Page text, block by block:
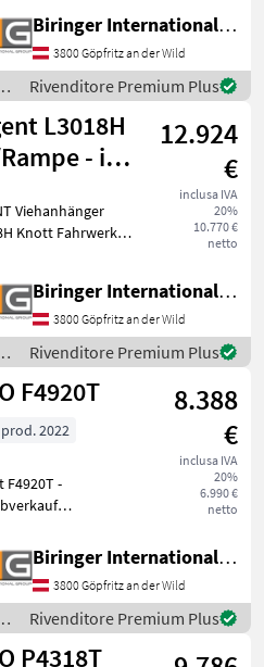
- lagernd
„Parabolic
geteilte
mit
Bela
Biringer International GmbH
3800 Göpfritz an der Wild
Rivenditore Premium Plus
L3018H
- im
12.924
€
inclusa IVA
20%
10.770 €
netto
Viehanhänger
Knott Fahrwerk
für perfekte
***Spezial-
PARABOLIC
Biringer International GmbH
3800 Göpfritz an der Wild
Rivenditore Premium Plus
F4920T
8.388
€
inclusa IVA
20%
6.990 €
netto
2022
F4920T -
gebremst
ist aus
Stahl
Boden aus einer
beschic
Biringer International GmbH
3800 Göpfritz an der Wild
Rivenditore Premium Plus
P4318T